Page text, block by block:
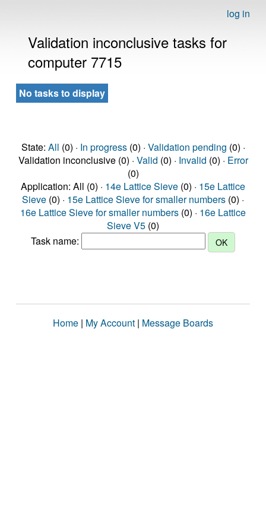
log in
Validation inconclusive tasks for
computer 7715
No tasks to display
State: All (0) · In progress(0) · Validation pending (0) ·
Validation inconclusive (0) · Valid (0) · Invalid (0) · Error
(0)
Application: All (0) · 14e Lattice Sieve (0) · 15e Lattice
Sieve (0) · 15e Lattice Sieve for smaller numbers (0) ·
16e Lattice Sieve for smaller numbers (0) · 16e Lattice
Sieve V5 (0)
Task name:
Home | My Account | Message Boards